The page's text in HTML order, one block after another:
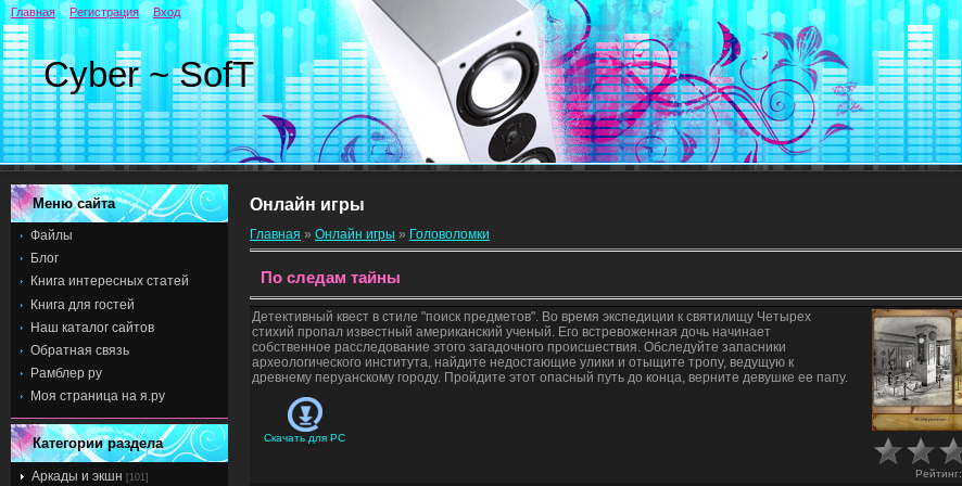
Cyber ~ SofT
Главная Регистрация Вход
Меню сайта
Файлы
Блог
Книга интересных статей
Книга для гостей
Наш каталог сайтов
Обратная связь
Рамблер ру
Моя страница на я.ру
Категории раздела
Аркады и экшн [101]
Онлайн игры
Главная » Онлайн игры » Головоломки
По следам тайны
Детективный квест в стиле "поиск предметов". Во время экспедиции к святилищу Четырех
стихий пропал известный американский ученый. Его встревоженная дочь начинает
собственное расследование этого загадочного происшествия. Обследуйте запасники
археологического института, найдите недостающие улики и отыщите тропу, ведущую к
древнему перуанскому городу. Пройдите этот опасный путь до конца, верните девушке ее папу.
Скачать для PC
Рейтинг: